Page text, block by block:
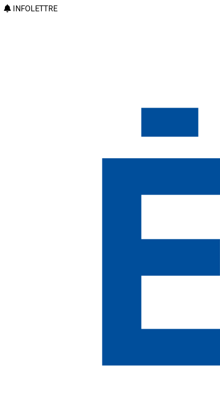
INFOLETTRE